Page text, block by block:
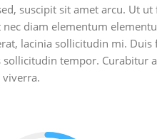
suscipit sit amet arcu. Ut
diam elementum
lacinia sollicitudin mi. Duis
tempor. Curabitur